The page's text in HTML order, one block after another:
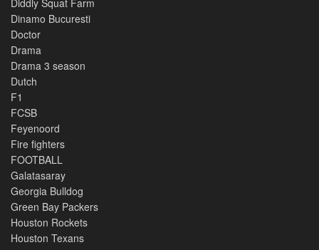
Dinamo Bucuresti
Doctor
Drama
Drama 3 season
Dutch
F1
FCSB
Feyenoord
Fire fighters
FOOTBALL
Galatasaray
Georgia Bulldog
Green Bay Packers
Houston Rockets
Houston Texans